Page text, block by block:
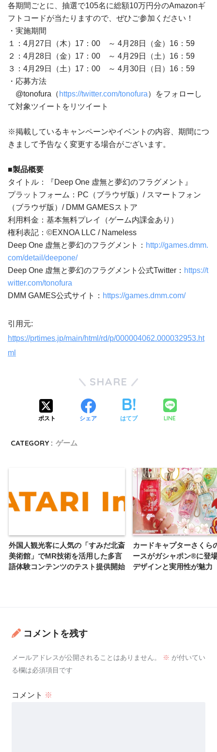
各期間ごとに、抽選で105名に総額10万円分のAmazonギ
フトコードが当たりますので、ぜひご参加ください！
・実施期間
１：4月27日（木）17：00 ～ 4月28日（金）16：59
２：4月28日（金）17：00 ～ 4月29日（土）16：59
３：4月29日（土）17：00 ～ 4月30日（日）16：59
・応募方法
@tonofura（ https://twitter.com/tonofura）をフォローし
て対象ツイートをリツイート
※掲載しているキャンペーンやイベントの内容、期間につ
きまして予告なく変更する場合がございます。
■製品概要
タイトル：『Deep One 虚無と夢幻のフラグメント』
プラットフォーム：PC（ブラウザ版）/ スマートフォン
（ブラウザ版）/ DMM GAMESストア
利用料金：基本無料プレイ（ゲーム内課金あり）
権利表記：©EXNOA LLC / Nameless
Deep One 虚無と夢幻のフラグメント： http://games.dmm.
com/detail/deepone/
Deep One 虚無と夢幻のフラグメント公式Twitter： https://t
witter.com/tonofura
DMM GAMES公式サイト： https://games.dmm.com/
引用元:
https://prtimes.jp/main/html/rd/p/000004062.000032953.ht
ml
SHARE
ポスト シェア はてブ LINE
CATEGORY : ゲーム
外国人観光客に人気の「すみだ北斎
美術館」でMR技術を活用した多言
語体験コンテンツのテスト提供開始
カードキャプターさくら
ースがガシャポン®に登
デザインと実用性が魅力
コメントを残す
メールアドレスが公開されることはありません。 ※ が付いてい
る欄は必須項目です
コメント ※